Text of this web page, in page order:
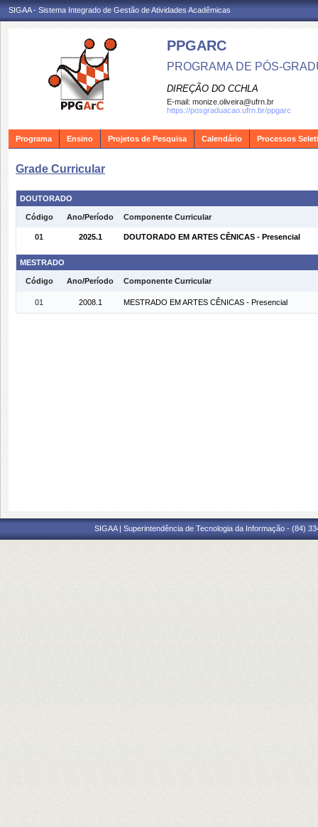
SIGAA - Sistema Integrado de Gestão de Atividades Acadêmicas
PPGARC
PROGRAMA DE PÓS-
DIREÇÃO DO CCHLA
E-mail: monize.oliveira@ufrn.br
https://posgraduacao.ufrn.br/ppgarc
Programa Ensino Projetos de Pesquisa Calendário Processos
Grade Curricular
DOUTORADO
Código Ano/Período Componente Curricular
01 2025.1 DOUTORADO EM ARTES CÊNICAS - Presencial
MESTRADO
Código Ano/Período Componente Curricular
01 2008.1 MESTRADO EM ARTES CÊNICAS - Presencial
SIGAA | Superintendência de Tecnologia da Informação - (84)